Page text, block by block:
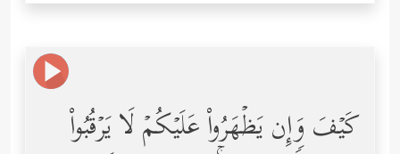
كَیۡفَ وَإِن یَظۡهَرُواْ عَلَیۡكُمۡ لَا یَرۡقُبُواْ